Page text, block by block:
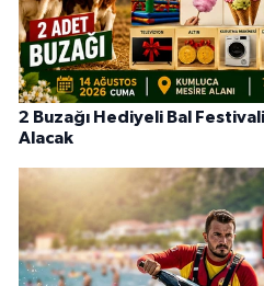
2 Buzağı Hediyeli Bal
Alacak